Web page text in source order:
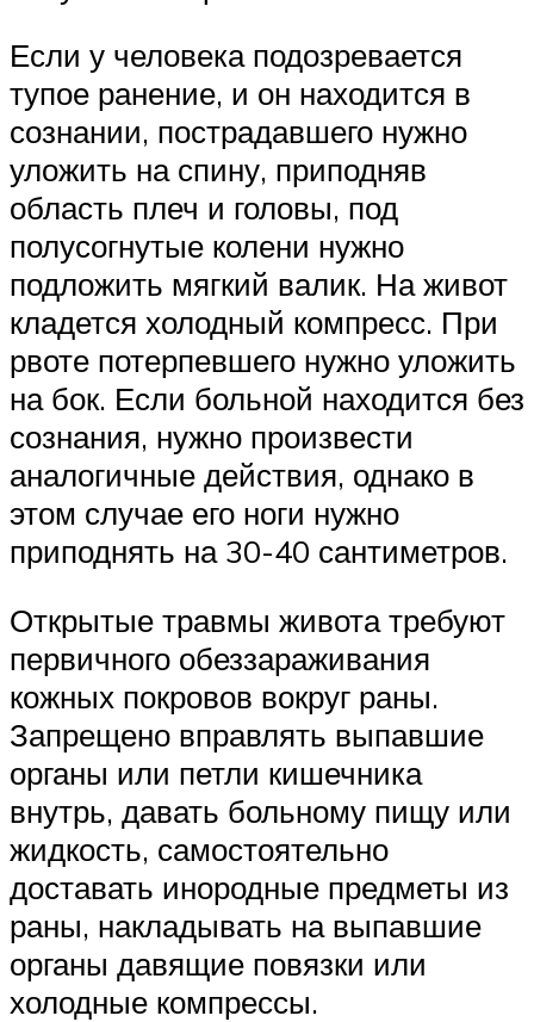
Если у человека подозревается
тупое ранение, и он находится в
сознании, пострадавшего нужно
уложить на спину, приподняв
область плеч и головы, под
полусогнутые колени нужно
подложить мягкий валик. На живот
кладется холодный компресс. При
рвоте потерпевшего нужно уложить
на бок. Если больной находится без
сознания, нужно произвести
аналогичные действия, однако в
этом случае его ноги нужно
приподнять на 30-40 сантиметров.
Открытые травмы живота требуют
первичного обеззараживания
кожных покровов вокруг раны.
Запрещено вправлять выпавшие
органы или петли кишечника
внутрь, давать больному пищу или
жидкость, самостоятельно
доставать инородные предметы из
раны, накладывать на выпавшие
органы давящие повязки или
холодные компрессы.